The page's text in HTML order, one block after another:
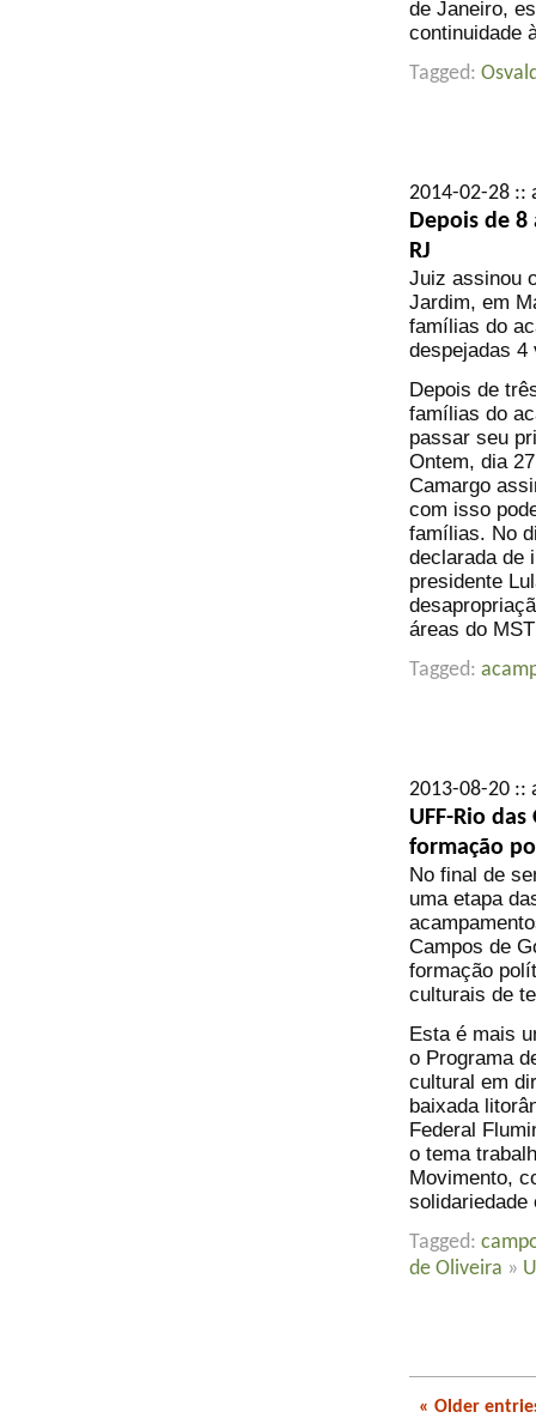
de Janeiro,
continuidade
Tagged:
2014-02-28
Depois de 8
RJ
Juiz assinou
Jardim, em
famílias do
despejadas 4
Depois de
famílias do
passar seu
Ontem, dia
Camargo
com isso
famílias. No
declarada de
presidente
áreas do
Tagged:
2013-08-20
UFF-Rio
formação
No final de
uma etapa
Campos de
formação
culturais de
Esta é mais
o Programa
cultural em
baixada
Federal
o tema
Movimento,
solidariedade
Tagged:
de Oliveira »
« Older